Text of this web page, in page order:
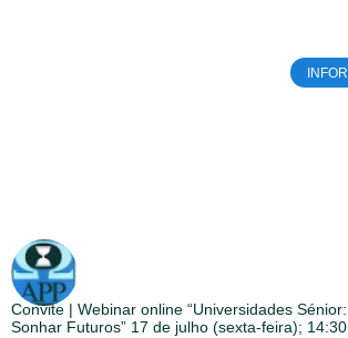
Convite | Webinar online “Universidades
Sonhar Futuros” 17 de julho (sexta-feira); 14:30